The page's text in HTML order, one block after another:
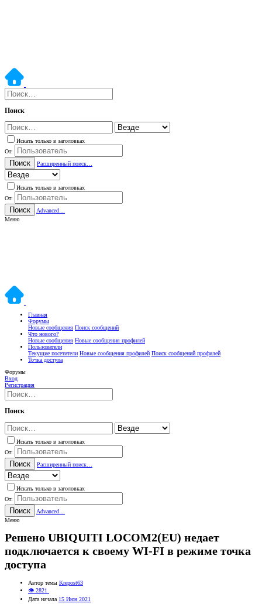
Поиск
Искать только в заголовках
От:
Поиск Расширенный поиск…
Искать только в заголовках
От:
Поиск
Advanced…
Меню
Главная
Форумы
Новые сообщения Поиск сообщений
Что нового?
Новые сообщения Новые сообщения профилей
Пользователи
Текущие посетители Новые сообщения профилей Поиск сообщений профилей
Точка доступа
Форумы
Вход
Регистрация
Поиск
Искать только в заголовках
От:
Поиск Расширенный поиск…
Искать только в заголовках
От:
Поиск
Advanced…
Меню
Решено UBIQUITI LOCOM2(EU) недает
подключается к своему WI-FI в режиме точка
доступа
Автор темы Krepost63
👁 2821
Дата начала 15 Июн 2021